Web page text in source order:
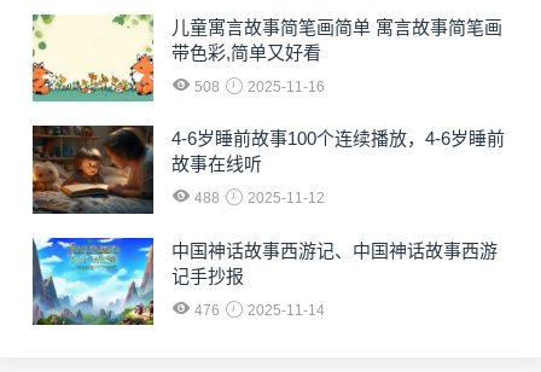
儿童寓言故事简笔画简单 寓言故事简笔画
带色彩,简单又好看
508 2025-11-16
4-6岁睡前故事100个连续播放，4-6岁睡前
故事在线听
488 2025-11-12
中国神话故事西游记、中国神话故事西游
记手抄报
476 2025-11-14